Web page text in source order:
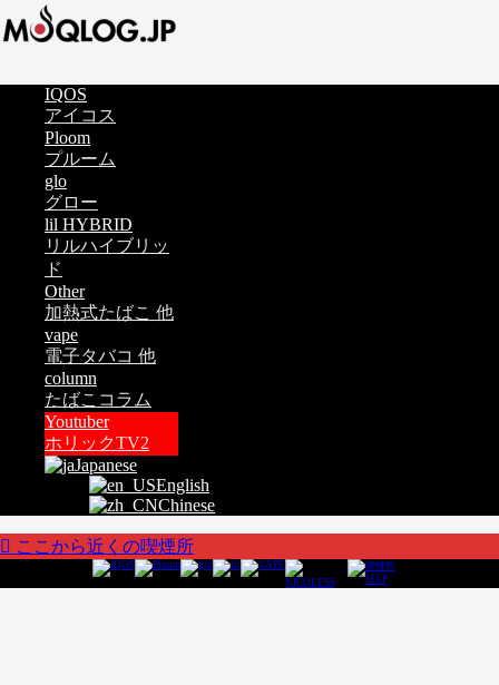
IQOS
アイコス
Ploom
プルーム
glo
グロー
lil HYBRID
リルハイブリッ
ド
Other
加熱式たばこ 他
vape
電子タバコ 他
column
たばこコラム
Youtuber
ホリックTV2
Japanese
English
Chinese
ここから近くの喫煙所